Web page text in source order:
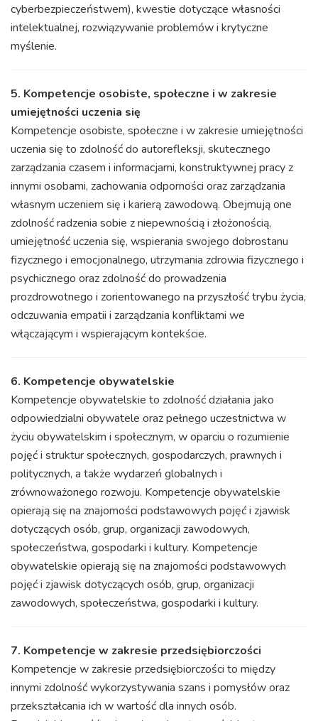
cyberbezpieczeństwem), kwestie dotyczące własności
intelektualnej, rozwiązywanie problemów i krytyczne
myślenie.
5. Kompetencje osobiste, społeczne i w zakresie
umiejętności uczenia się
Kompetencje osobiste, społeczne i w zakresie umiejętności
uczenia się to zdolność do autorefleksji, skutecznego
zarządzania czasem i informacjami, konstruktywnej pracy z
innymi osobami, zachowania odporności oraz zarządzania
własnym uczeniem się i karierą zawodową. Obejmują one
zdolność radzenia sobie z niepewnością i złożonością,
umiejętność uczenia się, wspierania swojego dobrostanu
fizycznego i emocjonalnego, utrzymania zdrowia fizycznego i
psychicznego oraz zdolność do prowadzenia
prozdrowotnego i zorientowanego na przyszłość trybu życia,
odczuwania empatii i zarządzania konfliktami we
włączającym i wspierającym kontekście.
6. Kompetencje obywatelskie
Kompetencje obywatelskie to zdolność działania jako
odpowiedzialni obywatele oraz pełnego uczestnictwa w
życiu obywatelskim i społecznym, w oparciu o rozumienie
pojęć i struktur społecznych, gospodarczych, prawnych i
politycznych, a także wydarzeń globalnych i
zrównoważonego rozwoju. Kompetencje obywatelskie
opierają się na znajomości podstawowych pojęć i zjawisk
dotyczących osób, grup, organizacji zawodowych,
społeczeństwa, gospodarki i kultury. Kompetencje
obywatelskie opierają się na znajomości podstawowych
pojęć i zjawisk dotyczących osób, grup, organizacji
zawodowych, społeczeństwa, gospodarki i kultury.
7. Kompetencje w zakresie przedsiębiorczości
Kompetencje w zakresie przedsiębiorczości to między
innymi zdolność wykorzystywania szans i pomysłów oraz
przekształcania ich w wartość dla innych osób.